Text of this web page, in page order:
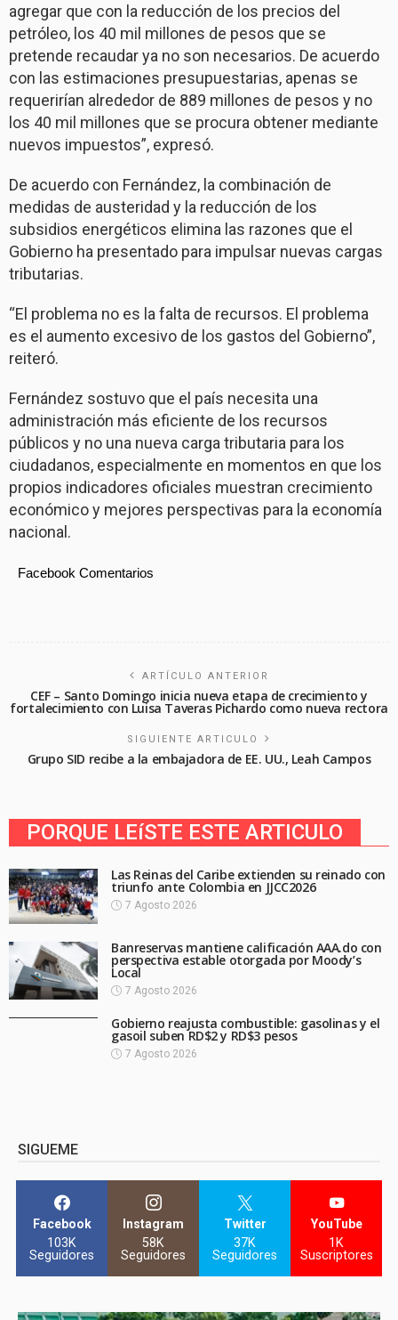
agregar que con la reducción de los precios del
petróleo, los 40 mil millones de pesos que se
pretende recaudar ya no son necesarios. De acuerdo
con las estimaciones presupuestarias, apenas se
requerirían alrededor de 889 millones de pesos y no
los 40 mil millones que se procura obtener mediante
nuevos impuestos”, expresó.
De acuerdo con Fernández, la combinación de
medidas de austeridad y la reducción de los
subsidios energéticos elimina las razones que el
Gobierno ha presentado para impulsar nuevas cargas
tributarias.
“El problema no es la falta de recursos. El problema
es el aumento excesivo de los gastos del Gobierno”,
reiteró.
Fernández sostuvo que el país necesita una
administración más eficiente de los recursos
públicos y no una nueva carga tributaria para los
ciudadanos, especialmente en momentos en que los
propios indicadores oficiales muestran crecimiento
económico y mejores perspectivas para la economía
nacional.
Facebook Comentarios
ARTÍCULO ANTERIOR
CEF – Santo Domingo inicia nueva etapa de crecimiento y
fortalecimiento con Luisa Taveras Pichardo como nueva rectora
SIGUIENTE ARTICULO
Grupo SID recibe a la embajadora de EE. UU., Leah Campos
PORQUE LEíSTE ESTE ARTICULO
Las Reinas del Caribe extienden su reinado con
triunfo ante Colombia en JJCC2026
7 Agosto 2026
Banreservas mantiene calificación AAA.do con
perspectiva estable otorgada por Moody’s
Local
7 Agosto 2026
Gobierno reajusta combustible: gasolinas y el
gasoil suben RD$2 y RD$3 pesos
7 Agosto 2026
SIGUEME
Facebook
103K
Seguidores
Instagram
58K
Seguidores
Twitter
37K
Seguidores
YouTube
1K
Suscriptores